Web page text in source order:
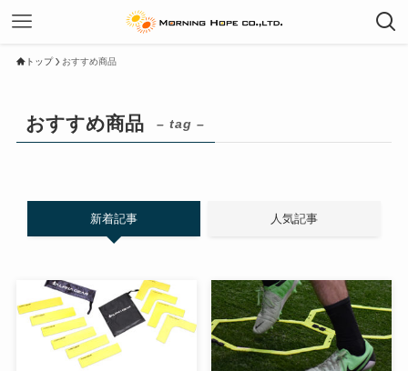
トップ おすすめ商品
おすすめ商品 – tag –
新着記事 人気記事